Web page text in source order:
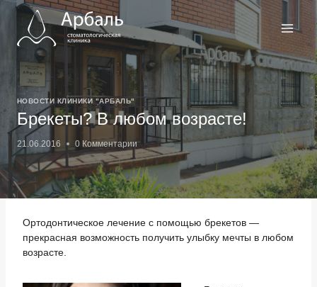
Перейти
содержимому
НОВОСТИ КЛИНИКИ "АРБАЛЬ"
Брекеты? В любом возрасте!
21.06.2016 0 Комментарии
Ортодонтическое лечение с помощью брекетов —
прекрасная возможность получить улыбку мечты в любом
возрасте.